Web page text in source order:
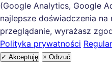
(Google Analytics, Google
najlepsze doświadczenia na
przeglądanie, wyrażasz
Polityka prywatności
✓ Akceptuję × Odrzuć